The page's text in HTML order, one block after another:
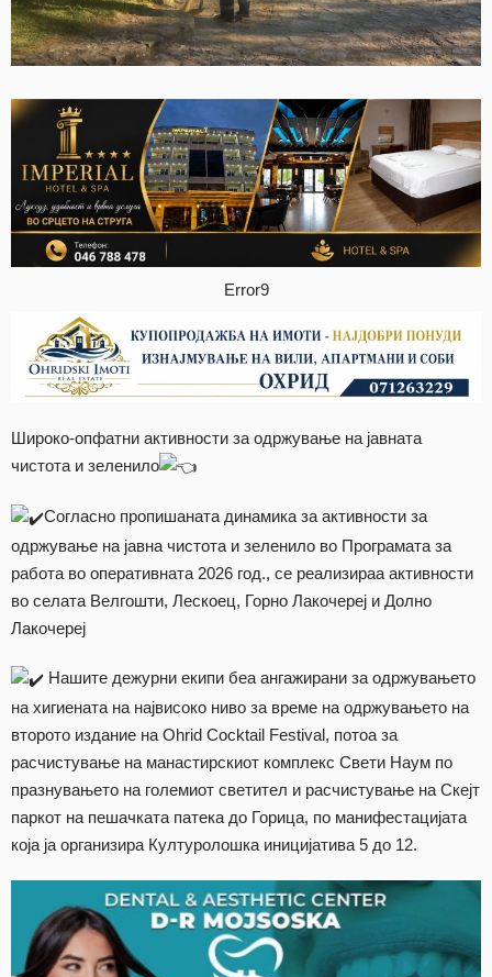
Error9
Широко-опфатни активности за одржување на јавната
чистота и зеленило
Согласно пропишаната динамика за активности за
одржување на јавна чистота и зеленило во Програмата за
работа во оперативната 2026 год., се реализираа активности
во селата Велгошти, Лескоец, Горно Лакочереј и Долно
Лакочереј
Нашите дежурни екипи беа ангажирани за одржувањето
на хигиената на највисоко ниво за време на одржувањето на
второто издание на Ohrid Cocktail Festival, потоа за
расчистување на манастирскиот комплекс Свети Наум по
празнувањето на големиот светител и расчистување на Скејт
паркот на пешачката патека до Горица, по манифестацијата
која ја организира Културолошка иницијатива 5 до 12.